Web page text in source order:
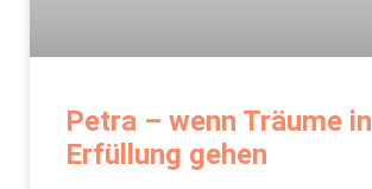
Petra – wenn Träume in
Erfüllung gehen